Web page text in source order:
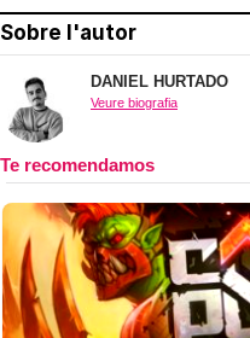
Sobre l'autor
DANIEL HURTADO
Veure biografia